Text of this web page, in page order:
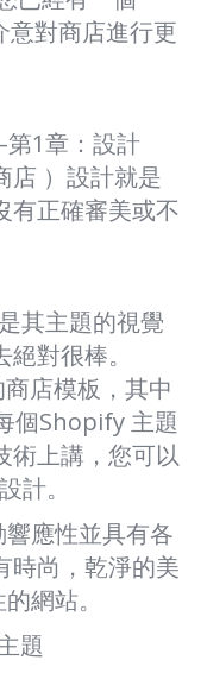
對商店進行更
1章：設計
店 ）設計就是
有正確審美或不
其主題的視覺
對很棒。
店模板，其中
個Shopify 主題
術上講，您可以
計。
應性並具有各
時尚，乾淨的美
網站。
題